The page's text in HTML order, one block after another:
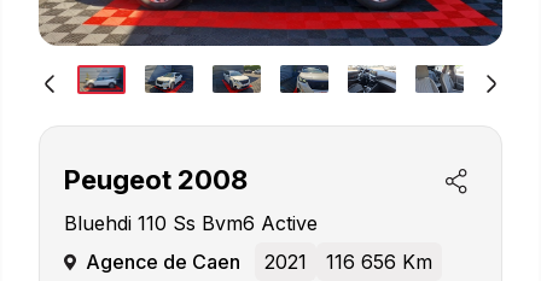
Peugeot 2008
Bluehdi 110 Ss Bvm6 Active
Agence de Caen
2021
116 656 Km